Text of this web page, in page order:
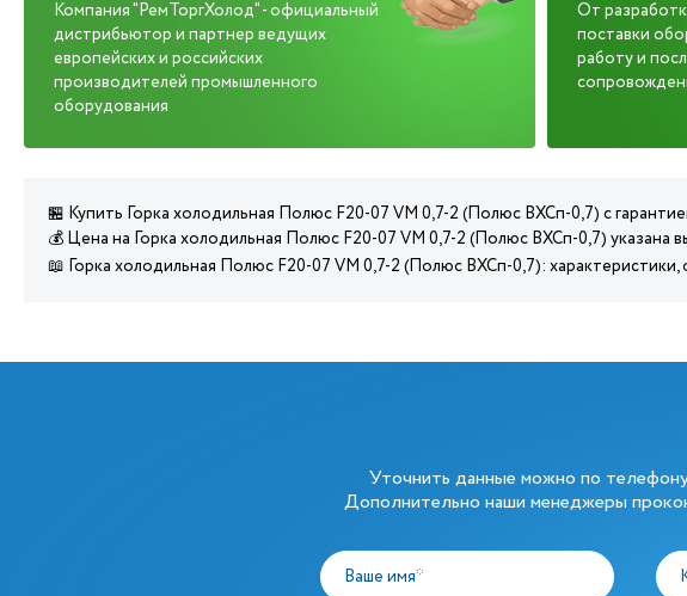
Компания "РемТоргХолод" - официальный
дистрибьютор и партнер ведущих
европейских и российских
производителей промышленного
оборудования
От
поставки
работу и
🏪 Купить Горка холодильная Полюс F20-07 VM 0,7-2 (Полюс ВХСп-0,7) с
💰 Цена на Горка холодильная Полюс F20-07 VM 0,7-2 (Полюс ВХСп-0,7) указана
📖 Горка холодильная Полюс F20-07 VM 0,7-2 (Полюс ВХСп-0,7):
Уточнить данные можно по
Дополнительно наши менеджеры
Ваше имя*